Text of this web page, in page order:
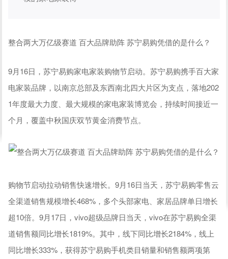
整合两大万亿级赛道 百大品牌助阵 苏宁易购凭借的是什么？
9月16日，苏宁易购家电家装购物节启动。苏宁易购携手百大家
电家装品牌，以南京总部及东西南北四大片区为支点，落地202
1年度最大力度、最大规模的家电家装博览会，持续时间接近一
个月，覆盖中秋国庆双节黄金消费节点。
购物节启动拉动销售快速增长。9月16日当天，苏宁易购零售云
全渠道销售规模增长468%，多个头部家电、家居品牌单日增长
超10倍。9月17日，vivo超级品牌日当天，vivo在苏宁易购全渠
道销售额同比增长1819%。其中，线下同比增长2184%，线上
同比增长333%，获得苏宁易购手机类目销量和销售额两项第